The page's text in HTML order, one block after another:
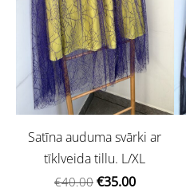
Satīna auduma svārki ar
tīklveida tillu. L/XL
€40.00 €35.00